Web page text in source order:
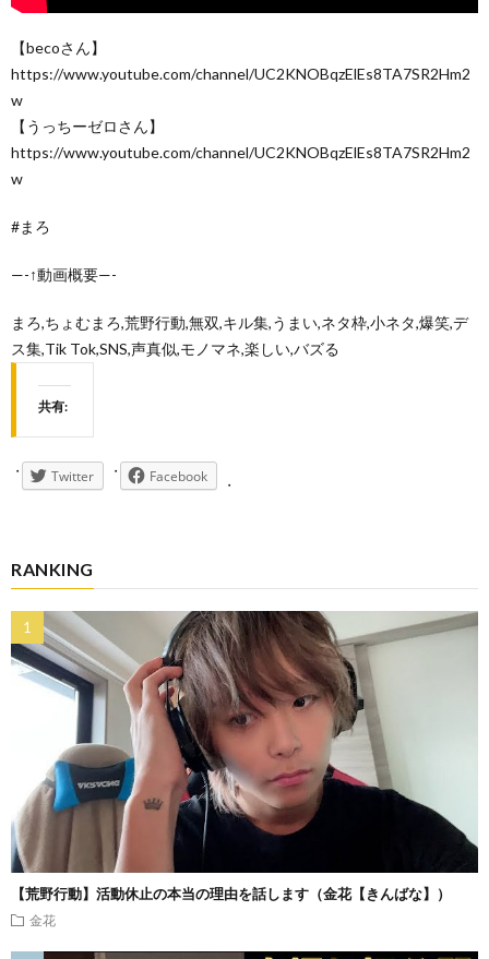
【becoさん】
https://www.youtube.com/channel/UC2KNOBqzElEs8TA7SR2Hm2
w
【うっちーゼロさん】
https://www.youtube.com/channel/UC2KNOBqzElEs8TA7SR2Hm2
w
#まろ
—-↑動画概要—-
まろ,ちょむまろ,荒野行動,無双,キル集,うまい,ネタ枠,小ネタ,爆笑,デ
ス集,Tik Tok,SNS,声真似,モノマネ,楽しい,バズる
共有:
Twitter Facebook
RANKING
【荒野行動】活動休止の本当の理由を話します（金花【きんばな】）
金花